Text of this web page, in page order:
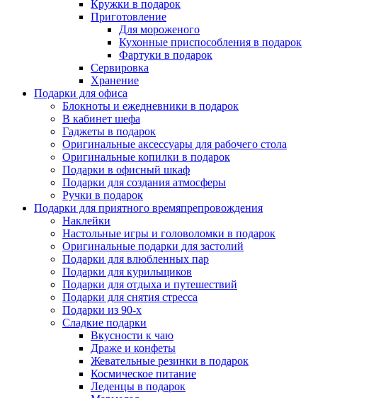
Кружки в подарок
Приготовление
Для мороженого
Кухонные приспособления в подарок
Фартуки в подарок
Сервировка
Хранение
Подарки для офиса
Блокноты и ежедневники в подарок
В кабинет шефа
Гаджеты в подарок
Оригинальные аксессуары для рабочего стола
Оригинальные копилки в подарок
Подарки в офисный шкаф
Подарки для создания атмосферы
Ручки в подарок
Подарки для приятного времяпрепровождения
Наклейки
Настольные игры и головоломки в подарок
Оригинальные подарки для застолий
Подарки для влюбленных пар
Подарки для курильщиков
Подарки для отдыха и путешествий
Подарки для снятия стресса
Подарки из 90-х
Сладкие подарки
Вкусности к чаю
Драже и конфеты
Жевательные резинки в подарок
Космическое питание
Леденцы в подарок